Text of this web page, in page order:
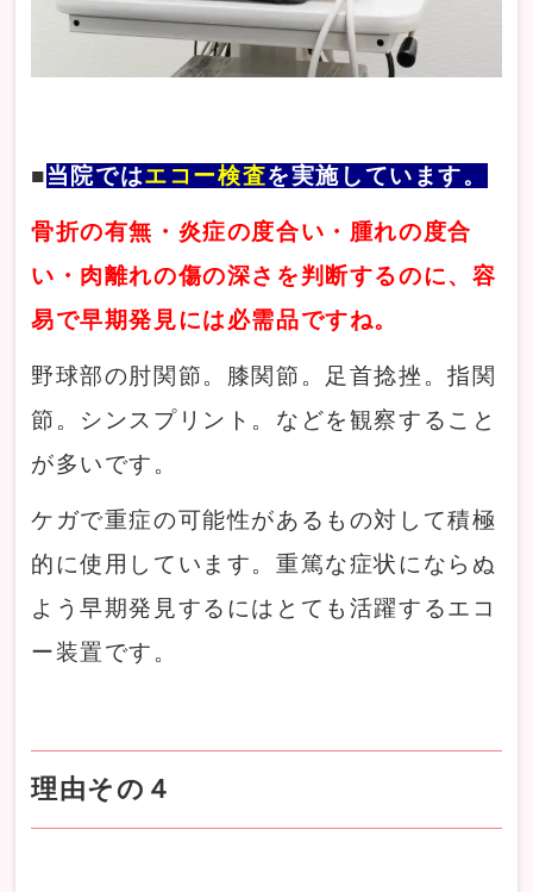
■当院ではエコー検査を実施しています。
骨折の有無・炎症の度合い・腫れの度合
い・肉離れの傷の深さを判断するのに、容
易で早期発見には必需品ですね。
野球部の肘関節。膝関節。足首捻挫。指関
節。シンスプリント。などを観察すること
が多いです。
ケガで重症の可能性があるもの対して積極
的に使用しています。重篤な症状にならぬ
よう早期発見するにはとても活躍するエコ
ー装置です。
理由その４